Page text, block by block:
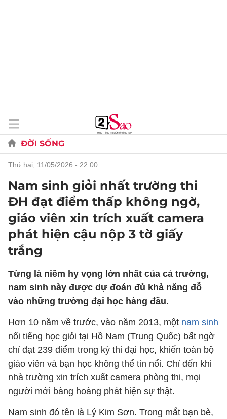
ĐỜI SỐNG
thứ hai, 11/05/2026 - 22:00
Nam sinh giỏi nhất trường thi
ĐH đạt điểm thấp không ngờ,
giáo viên xin trích xuất camera
phát hiện cậu nộp 3 tờ giấy
trắng
Từng là niềm hy vọng lớn nhất của cả trường,
nam sinh này được dự đoán đủ khả năng đỗ
vào những trường đại học hàng đầu.
Hơn 10 năm về trước, vào năm 2013, một nam sinh
nổi tiếng học giỏi tại Hồ Nam (Trung Quốc) bất ngờ
chỉ đạt 239 điểm trong kỳ thi đại học, khiến toàn bộ
giáo viên và bạn học không thể tin nổi. Chỉ đến khi
nhà trường xin trích xuất camera phòng thi, mọi
người mới bàng hoàng phát hiện sự thật.
Nam sinh đó tên là Lý Kim Sơn. Trong mắt bạn bè,